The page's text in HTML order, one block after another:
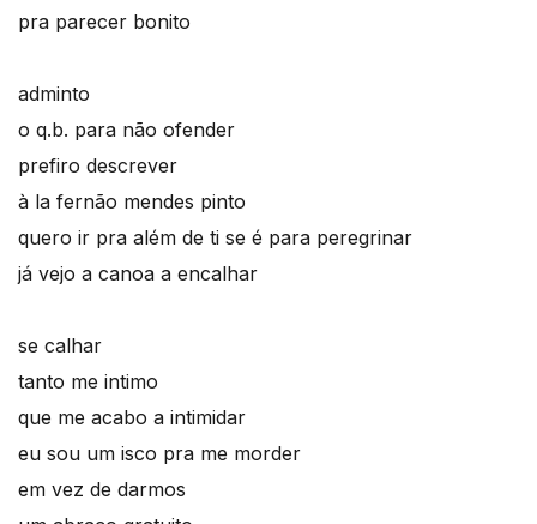
pra parecer bonito
adminto
o q.b. para não ofender
prefiro descrever
à la fernão mendes pinto
quero ir pra além de ti se é para peregrinar
já vejo a canoa a encalhar
se calhar
tanto me intimo
que me acabo a intimidar
eu sou um isco pra me morder
em vez de darmos